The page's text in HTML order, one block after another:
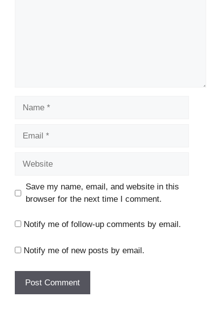
Save my name, email, and website in this
browser for the next time I comment.
Notify me of follow-up comments by email.
Notify me of new posts by email.